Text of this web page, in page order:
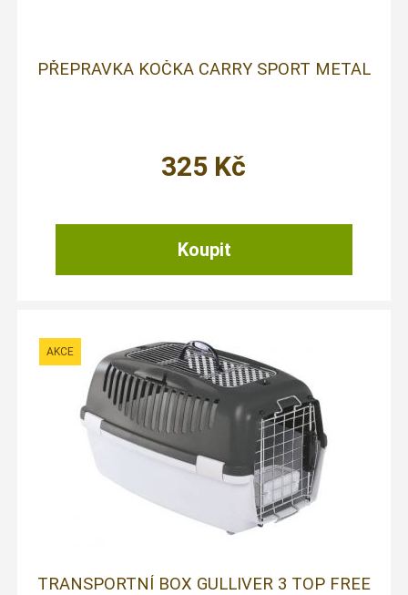
PŘEPRAVKA KOČKA CARRY SPORT METAL
325 Kč
TRANSPORTNÍ BOX GULLIVER 3 TOP FREE